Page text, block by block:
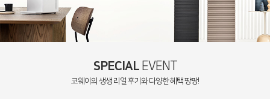
SPECIALEVENT
코웨이의 생생 리얼 후기와 다양한 혜택 팡팡!